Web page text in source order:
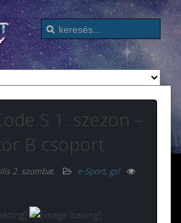
S 1. szezon –
B csoport
2. szombat. e-Sport, gsl